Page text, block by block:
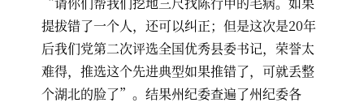
提拔错了一个人，还可以纠正；但是这次是20年
后我们党第二次评选全国优秀县委书记，荣誉太
难得，推选这个先进典型如果推错了，可就丢整
个湖北的脸了”。结果州纪委查遍了州纪委各